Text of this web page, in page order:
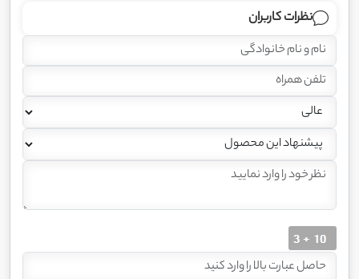
نظرات کاربران